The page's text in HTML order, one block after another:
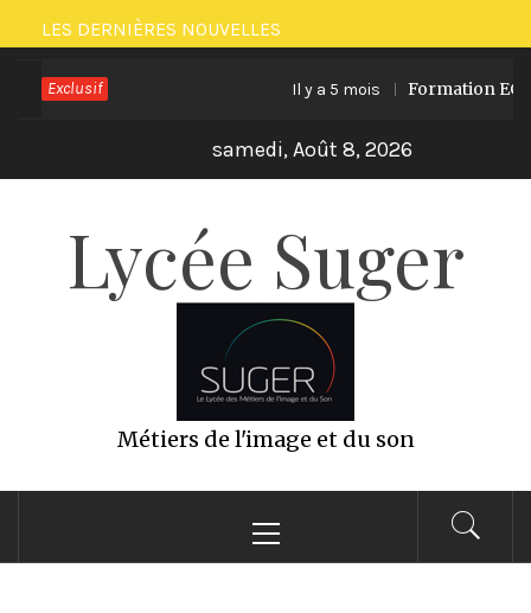
Passer
au
contenu
LES DERNIÈRES NOUVELLES
Exclusif Il y a 5 mois Formation ECO
samedi, Août 8, 2026
Lycée Suger
Métiers de l'image et du son
principal